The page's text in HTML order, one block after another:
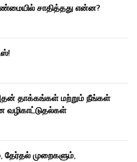
சாதித்தது என்ன?
தாக்கங்கள் மற்றும் நீங்கள்
வழிகாட்டுதல்கள்
தேர்தல் முறைகளும்,